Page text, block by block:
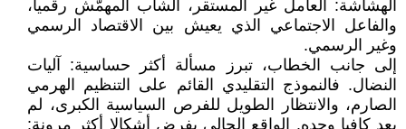
الهشاشة: العامل غير المستقر، الشاب المهمّش رقميا،
والفاعل الاجتماعي الذي يعيش بين الاقتصاد الرسمي
وغير الرسمي.
إلى جانب الخطاب، تبرز مسألة أكثر حساسية: آليات
النضال. فالنموذج التقليدي القائم على التنظيم الهرمي
الصارم، والانتظار الطويل للفرص السياسية الكبرى، لم
يعد كافيا وحده. الواقع الحالي يفرض أشكالا أكثر مرونة: